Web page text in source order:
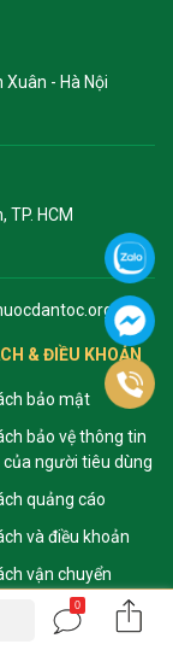
0
- Hà Nội
TP. HCM
& ĐIỀU KHOẢN
bảo mật
bảo vệ thông tin
của người tiêu dùng
quảng cáo
và điều khoản
vận chuyển
ĐẶT LỊCH KHÁM